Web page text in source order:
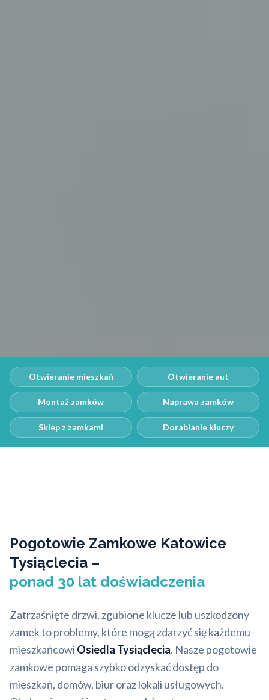
Otwieranie mieszkań Otwieranie aut
Montaż zamków Naprawa zamków
Sklep z zamkami Dorabianie kluczy
Pogotowie Zamkowe Katowice
Tysiąclecia –
ponad 30 lat doświadczenia
Zatrzaśnięte drzwi, zgubione klucze lub uszkodzony
zamek to problemy, które mogą zdarzyć się każdemu
mieszkańcowi Osiedla Tysiąclecia. Nasze pogotowie
zamkowe pomaga szybko odzyskać dostęp do
mieszkań, domów, biur oraz lokali usługowych.